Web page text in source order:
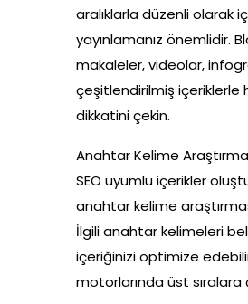
aralıklarla düzenli olarak
yayınlamanız önemlidir.
makaleler, videolar,
çeşitlendirilmiş içeriklerle
dikkatini çekin.
Anahtar Kelime
SEO uyumlu içerikler
anahtar kelime
İlgili anahtar kelimeleri
içeriğinizi optimize
motorlarında üst sıralara